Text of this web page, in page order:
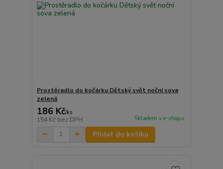
Prostěradlo do kočárku Dětský svět noční sova
zelená
186 Kč/ks
154 Kč bez DPH Skladem v e-shopu
Přidat do košíku